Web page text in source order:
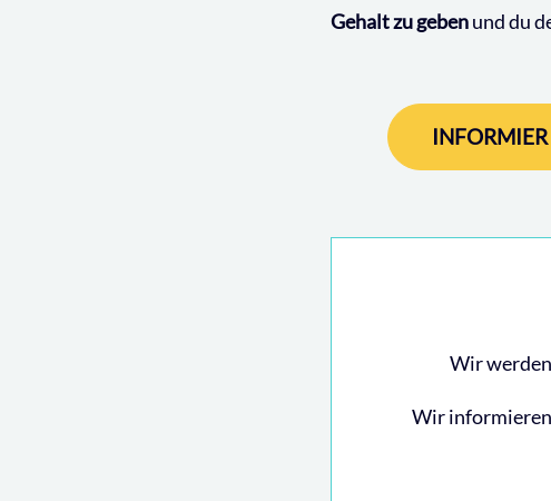
Gehalt zu gebenund du
Wir
Wir